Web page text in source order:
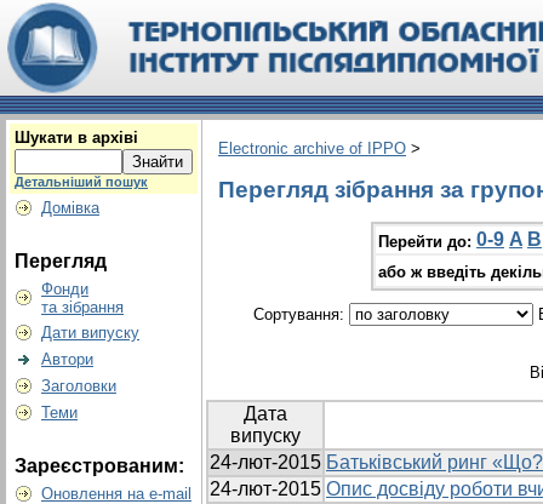
Шукати в архіві
Детальніший пошук
Домівка
Перегляд
Фонди
та зібрання
Дати випуску
Автори
Заголовки
Теми
Зареєстрованим:
Оновлення на e-mail
Electronic archive of IPPO >
Перегляд зібрання за
Перейти до: 0-9 A B
або ж введіть
Сортування:
Дата
випуску
24-лют-2015 Батьківський ринг
24-лют-2015 Опис досвіду роботи